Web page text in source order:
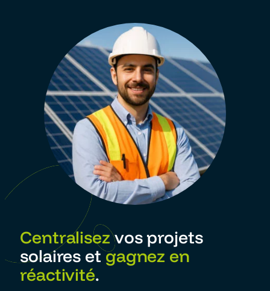
Centralisezvos projets
solaires etgagnez en
réactivité.